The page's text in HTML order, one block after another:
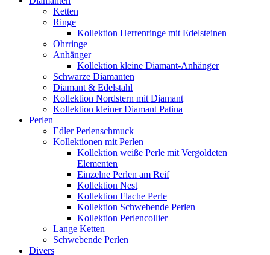
Ketten
Ringe
Kollektion Herrenringe mit Edelsteinen
Ohrringe
Anhänger
Kollektion kleine Diamant-Anhänger
Schwarze Diamanten
Diamant & Edelstahl
Kollektion Nordstern mit Diamant
Kollektion kleiner Diamant Patina
Perlen
Edler Perlenschmuck
Kollektionen mit Perlen
Kollektion weiße Perle mit Vergoldeten
Elementen
Einzelne Perlen am Reif
Kollektion Nest
Kollektion Flache Perle
Kollektion Schwebende Perlen
Kollektion Perlencollier
Lange Ketten
Schwebende Perlen
Divers